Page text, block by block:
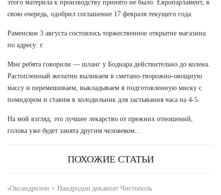
этого материла к производству принято не было. Европарламент, в
свою очередь, одобрил соглашение 17 февраля текущего года.
Раменское 3 августа состоялось торжественное открытие магазина
по адресу: г.
Мне ребята говорили — шланг у Боднара действительно до колена.
Растопленный желатин выливаем в сметано-творожно-овощную
массу и перемешиваем, выкладываем в подготовленную миску с
помидором и ставим в холодильник для застывания часа на 4-5.
На мой взгляд, это лучшее лекарство от прежних отношений,
голова уже будет занята другим человеком...
ПОХОЖИЕ СТАТЬИ
-Оксандролон + Нандродон деканоат Чистополь